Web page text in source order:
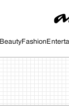
BeautyFashion